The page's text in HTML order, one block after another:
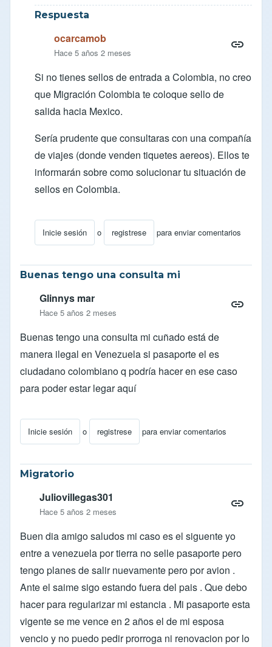
Respuesta
ocarcamob
Hace 5 años 2 meses
Si no tienes sellos de entrada a Colombia, no creo
que Migración Colombia te coloque sello de
salida hacia Mexico.
Sería prudente que consultaras con una compañía
de viajes (donde venden tiquetes aereos). Ellos te
informarán sobre como solucionar tu situación de
sellos en Colombia.
Inicie sesión o registrese para enviar comentarios
En respuesta a MigracionporHILAI
Buenas tengo una consulta mi
Glinnys mar
Hace 5 años 2 meses
Buenas tengo una consulta mi cuñado está de
manera ilegal en Venezuela si pasaporte el es
ciudadano colombiano q podría hacer en ese caso
para poder estar legar aquí
Inicie sesión o registrese para enviar comentarios
Migratorio
Juliovillegas301
Hace 5 años 2 meses
Buen dia amigo saludos mi caso es el siguente yo
entre a venezuela por tierra no selle pasaporte pero
tengo planes de salir nuevamente pero por avion .
Ante el saime sigo estando fuera del pais . Que debo
hacer para regularizar mi estancia . Mi pasaporte esta
vigente se me vence en 2 años el de mi esposa
vencio y no puedo pedir prorroga ni renovacion por lo